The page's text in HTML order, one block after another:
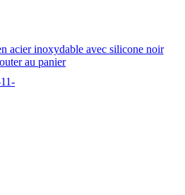
acier inoxydable avec silicone noir
au panier